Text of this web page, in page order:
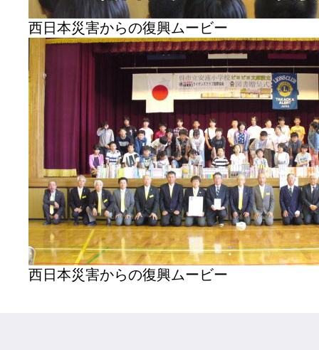
西日本災害からの復興ムービー
西日本災害からの復興ムービー